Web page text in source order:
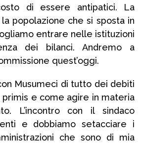
di essere antipatici. La
popolazione che si sposta in
entrare nelle istituzioni
dei bilanci. Andremo a
quest’oggi.
Musumeci di tutto dei debiti
primis e come agire in materia
L’incontro con il sindaco
e dobbiamo setacciare i
che sono di mia